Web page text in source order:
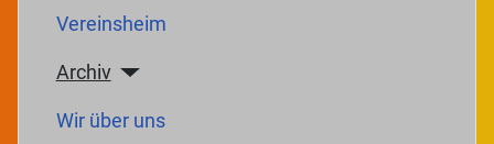
Vereinsheim
Archiv
Wir über uns